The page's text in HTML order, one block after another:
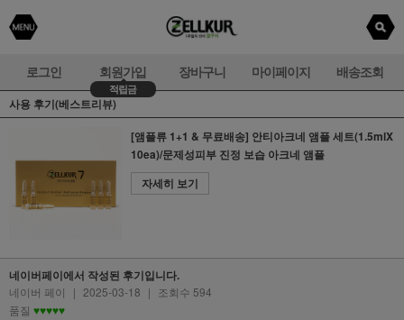
로그인 회원가입
적립금
장바구니 마이페이지 배송조회
사용 후기(베스트리뷰)
[앰플류 1+1 & 무료배송] 안티아크네 앰플 세트(1.5mlX
10ea)/문제성피부 진정 보습 아크네 앰플
자세히 보기
네이버페이에서 작성된 후기입니다.
네이버 페이 | 2025-03-18 | 조회수 594
품질 ♥♥♥♥♥